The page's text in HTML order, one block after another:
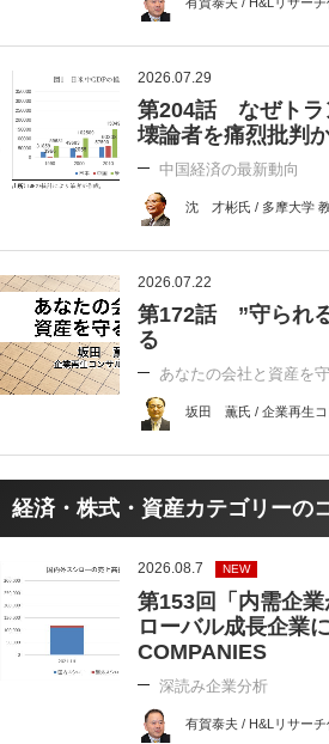
2026.07.29
第204話 なぜトラ
壊論者を痛烈批判
中国経済の最新動向
沈 才彬氏 / 多摩大学
2026.07.22
第172話 ”守られ
る
あなたの会社と資産を
坂田 薫氏 / 企業再生コ
経済・株式・資産カテゴリーの
2026.08.7 NEW
第153回「内需企
ローバル成長企業
COMPANIES
深読み企業分析
有賀泰夫 / H&Lリサー